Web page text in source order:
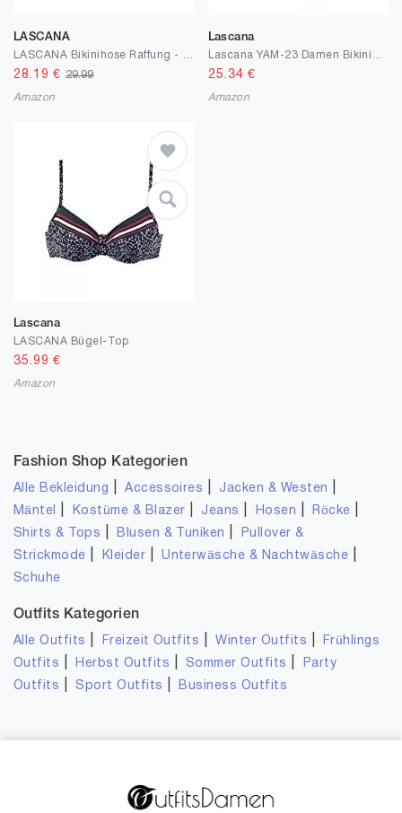
LASCANA
28.19 €29.99
Amazon
Lascana
25.34 €
Amazon
Lascana
LASCANA Bügel-Top
35.99 €
Amazon
Fashion Shop Kategorien
Alle Bekleidung |Accessoires Jacken & Westen
Mäntel Kostüme & Blazer Jeans Hosen Röcke
Shirts & Tops Blusen & Tuniken
Pullover &
Strickmode
Kleider |Unterwäsche & Nachtwäsche
Schuhe
Outfits Kategorien
Alle Outfits Freizeit Outfits |Winter Outfits
Frühlings
Outfits
Herbst Outfits Sommer Outfits
Party
Outfits
Sport Outfits Business Outfits